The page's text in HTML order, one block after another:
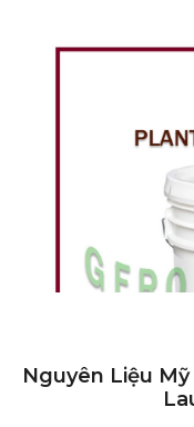
Nguyên Liệu